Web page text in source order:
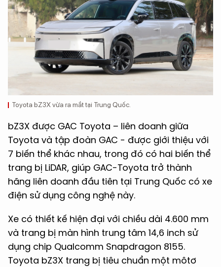
Toyota bZ3X vừa ra mắt tại Trung Quốc.
bZ3X được GAC Toyota – liên doanh giữa
Toyota và tập đoàn GAC - được giới thiệu với
7 biến thể khác nhau, trong đó có hai biến thể
trang bị LiDAR, giúp GAC-Toyota trở thành
hãng liên doanh đầu tiên tại Trung Quốc có xe
điện sử dụng công nghệ này.
Xe có thiết kế hiện đại với chiều dài 4.600 mm
và trang bị màn hình trung tâm 14,6 inch sử
dụng chip Qualcomm Snapdragon 8155.
Toyota bZ3X trang bị tiêu chuẩn một môtơ